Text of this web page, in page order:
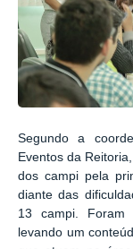
Segundo a
Eventos da
dos campi pela
diante das
13 campi.
levando um